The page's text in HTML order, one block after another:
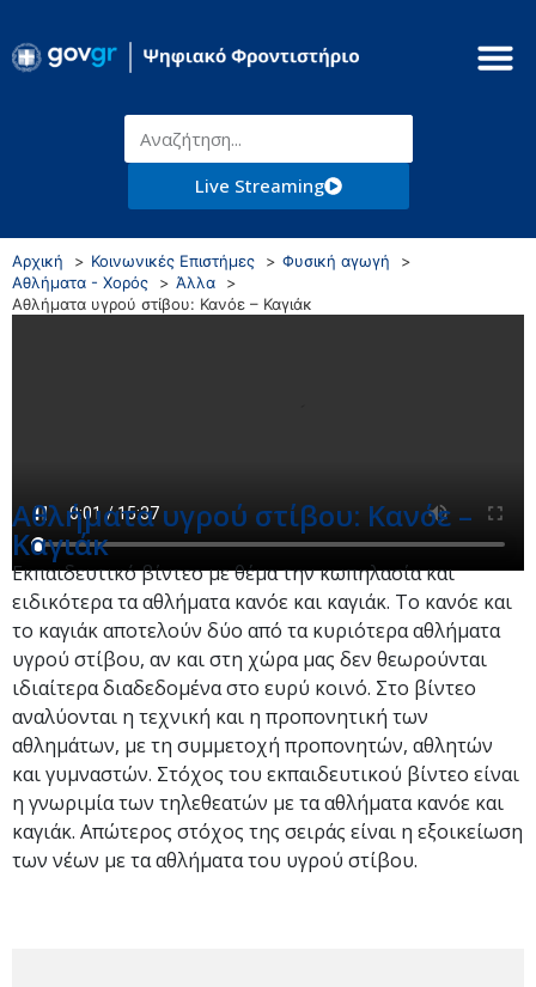
Live Streaming
Αρχική Κοινωνικές Επιστήμες
Φυσική αγωγή
Αθλήματα - Χορός
Άλλα
Αθλήματα υγρού στίβου: Κανόε – Καγιάκ
Αθλήματα υγρού στίβου: Κανόε –
Καγιάκ
Εκπαιδευτικό βίντεο με θέμα την κωπηλασία και
ειδικότερα τα αθλήματα κανόε και καγιάκ. Το κανόε και
το καγιάκ αποτελούν δύο από τα κυριότερα αθλήματα
υγρού στίβου, αν και στη χώρα μας δεν θεωρούνται
ιδιαίτερα διαδεδομένα στο ευρύ κοινό. Στο βίντεο
αναλύονται η τεχνική και η προπονητική των
αθλημάτων, με τη συμμετοχή προπονητών, αθλητών
και γυμναστών. Στόχος του εκπαιδευτικού βίντεο είναι
η γνωριμία των τηλεθεατών με τα αθλήματα κανόε και
καγιάκ. Απώτερος στόχος της σειράς είναι η εξοικείωση
των νέων με τα αθλήματα του υγρού στίβου.